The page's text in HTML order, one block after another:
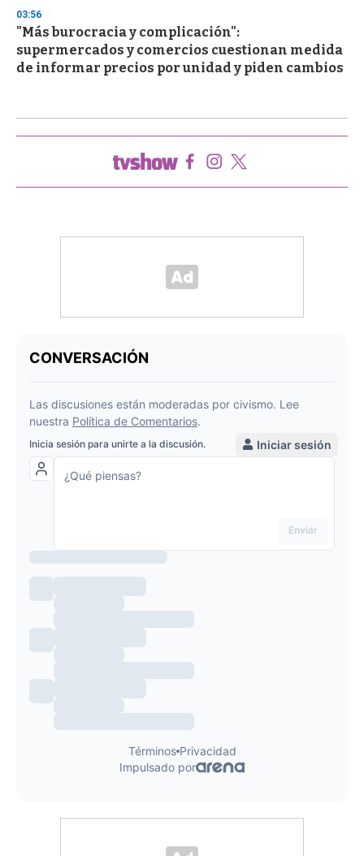
03:56
"Más burocracia y complicación":
supermercados y comercios cuestionan medida
de informar precios por unidad y piden cambios